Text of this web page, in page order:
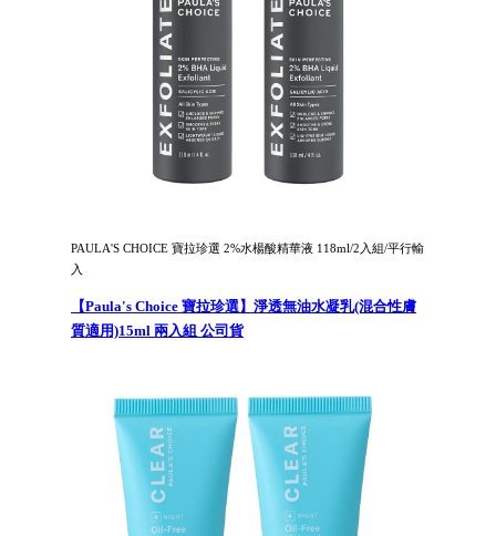
PAULA'S CHOICE 寶拉珍選 2%水楊酸精華液 118ml/2入組/平行輸
入
【Paula's Choice 寶拉珍選】淨透無油水凝乳(混合性膚
質適用)15ml 兩入組 公司貨